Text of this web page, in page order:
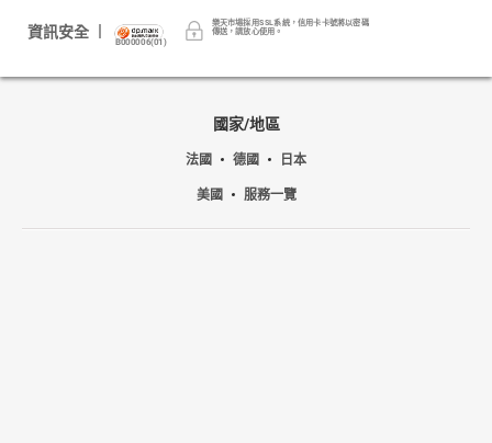
資訊安全
B000006(01)
樂天市場採用SSL系統，信用卡卡號將以密碼
傳送，請放心使用。
國家/地區
法國 德國 日本
美國 服務一覽